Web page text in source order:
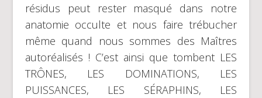
résidus peut rester masqué dans notre
anatomie occulte et nous faire trébucher
même quand nous sommes des Maîtres
autoréalisés ! C’est ainsi que tombent LES
TRÔNES, LES DOMINATIONS, LES
PUISSANCES, LES SÉRAPHINS, LES